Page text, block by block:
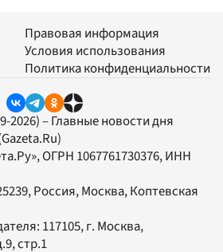
Правовая информация
Условия использования
Политика конфиденциальности
2026) – Главные новости дня
, ОГРН 1067761730376, ИНН
Россия, Москва, Коптевская
117105, г. Москва,
стр.1